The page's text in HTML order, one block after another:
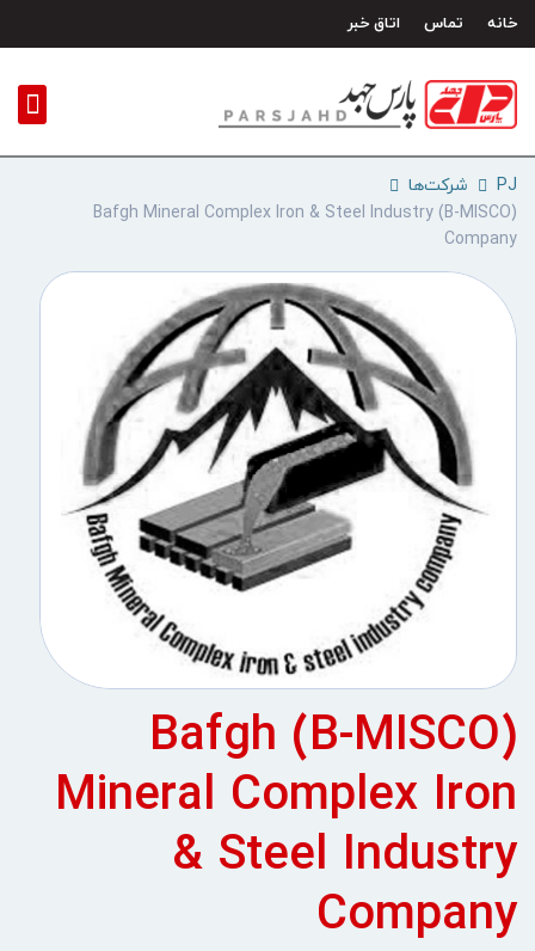
خانه تماس اتاق خبر
PJ
شرکت‌ها
(B-MISCO) Bafgh Mineral Complex Iron & Steel Industry
Company
(B-MISCO) Bafgh
Mineral Complex Iron
& Steel Industry
Company